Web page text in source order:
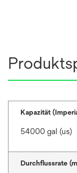
Kapazität
54000 gal (us)
Durchflussrate